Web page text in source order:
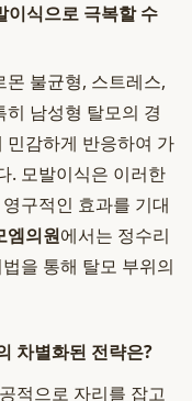
이식으로 극복할 수
몬 불균형, 스트레스,
남성형 탈모의 경
민감하게 반응하여 가
. 모발이식은 이러한
구적인 효과를 기대
엠의원에서는 정수리
을 통해 탈모 부위의
차별화된 전략은?
적으로 자리를 잡고